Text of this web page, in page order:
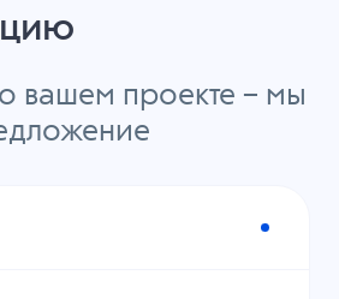
вашем проекте – мы